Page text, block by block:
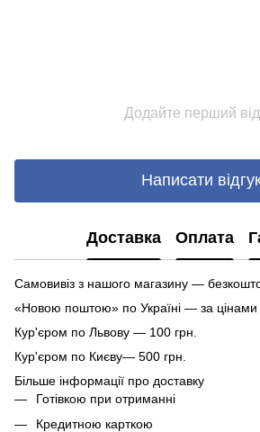
Додайте перший
Написати
Доставка Оплата
Самовивіз з нашого магазину —
«Новою поштою» по Україні — за цінами
Кур'єром по Львову — 100 грн.
Кур'єром по Києву— 500 грн.
Більше інформації про доставку
Готівкою при отриманні
Кредитною карткою